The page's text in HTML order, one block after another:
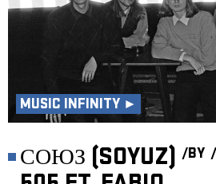
MUSIC INFINITY ►
СОЮЗ (SOYUZ) /BY